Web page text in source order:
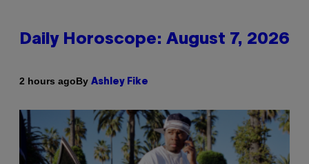
Daily Horoscope: August 7, 2026
2 hours agoBy Ashley Fike